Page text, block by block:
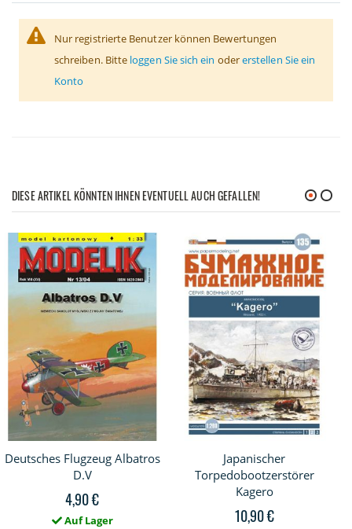
Nur registrierte Benutzer können Bewertungen
schreiben. Bitte loggen Sie sich ein odererstellen Sie ein
Konto
DIESE ARTIKEL KÖNNTEN IHNEN EVENTUELL AUCH GEFALLEN!
Deutsches Flugzeug Albatros
D.V
4,90 €
Auf Lager
Japanischer
Torpedobootzerstörer
Kagero
10,90 €